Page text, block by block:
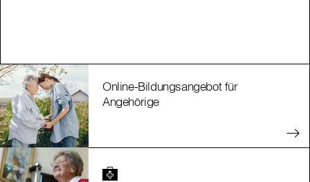
Online-Bildungsangebot für
Angehörige